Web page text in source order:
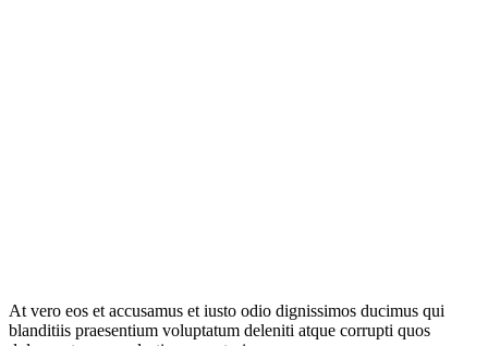
At vero eos et accusamus et iusto odio dignissimos ducimus qui
blanditiis praesentium voluptatum deleniti atque corrupti quos